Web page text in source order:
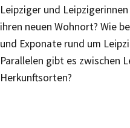
Leipziger und
ihren neuen Wohnort? Wie
und Exponate rund um
Parallelen gibt es zwischen
Herkunftsorten?